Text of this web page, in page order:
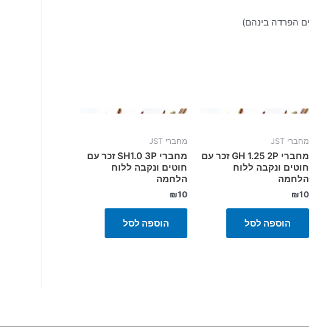
מחברי JST
מחברי GH 1.25 2P זכר עם
חוטים ונקבה ללוח
הלחמה
₪10
הוספה לסל
מחברי JST
מחברי SH1.0 3P זכר עם
חוטים ונקבה ללוח
הלחמה
₪10
הוספה לסל